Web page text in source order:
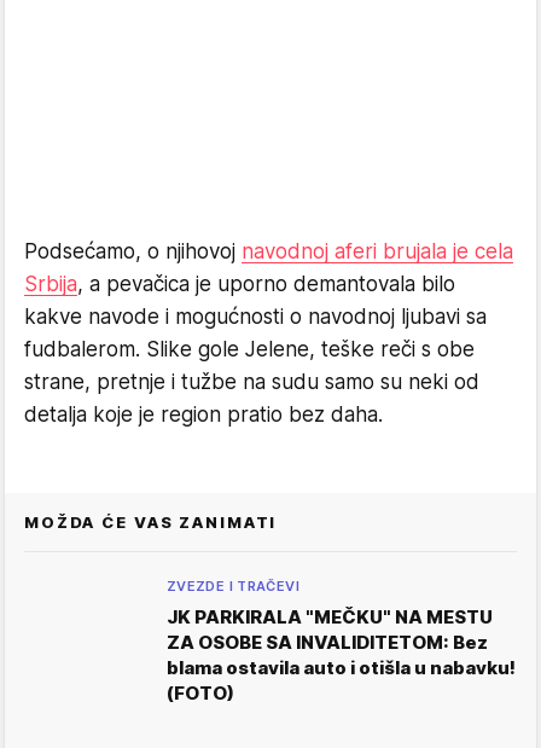
Podsećamo, o njihovoj navodnoj aferi brujala je cela
Srbija, a pevačica je uporno demantovala bilo
kakve navode i mogućnosti o navodnoj ljubavi sa
fudbalerom. Slike gole Jelene, teške reči s obe
strane, pretnje i tužbe na sudu samo su neki od
detalja koje je region pratio bez daha.
MOŽDA ĆE VAS ZANIMATI
ZVEZDE I TRAČEVI
JK PARKIRALA "MEČKU" NA MESTU
ZA OSOBE SA INVALIDITETOM: Bez
blama ostavila auto i otišla u nabavku!
(FOTO)